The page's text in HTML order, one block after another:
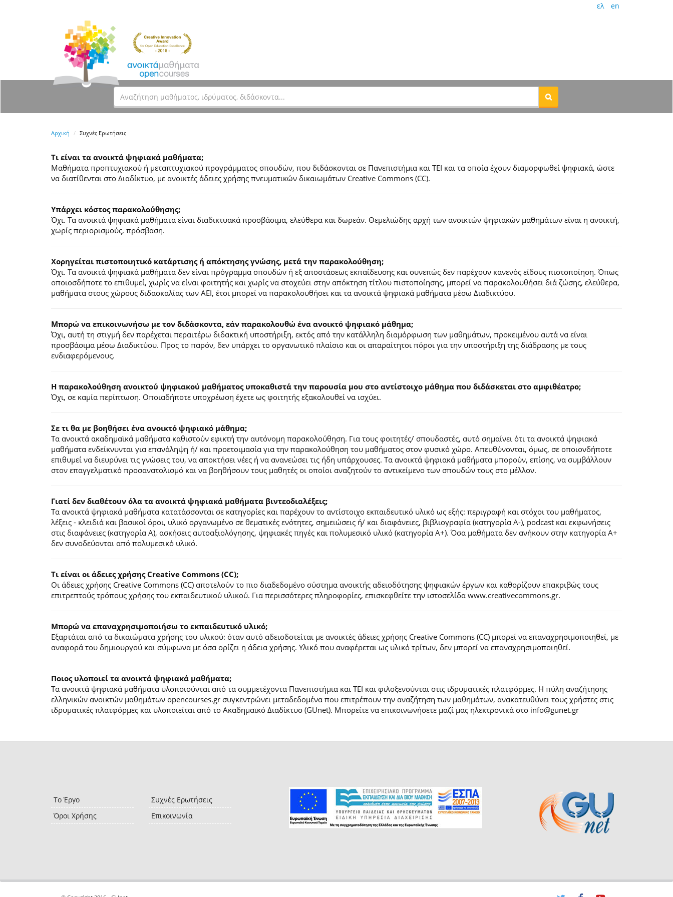
ελ en
Αρχική Συχνές Ερωτήσεις
Τι είναι τα ανοικτά ψηφιακά μαθήματα;
Μαθήματα προπτυχιακού ή μεταπτυχιακού προγράμματος σπουδών, που διδάσκονται σε Πανεπιστήμια και ΤΕΙ και τα οποία έχουν διαμορφωθεί ψηφιακά, ώστε
να διατίθενται στο Διαδίκτυο, με ανοικτές άδειες χρήσης πνευματικών δικαιωμάτων Creative Commons (CC).
Υπάρχει κόστος παρακολούθησης;
Όχι. Τα ανοικτά ψηφιακά μαθήματα είναι διαδικτυακά προσβάσιμα, ελεύθερα και δωρεάν. Θεμελιώδης αρχή των ανοικτών ψηφιακών μαθημάτων είναι η ανοικτή,
χωρίς περιορισμούς, πρόσβαση.
Χορηγείται πιστοποιητικό κατάρτισης ή απόκτησης γνώσης, μετά την παρακολούθηση;
Όχι. Τα ανοικτά ψηφιακά μαθήματα δεν είναι πρόγραμμα σπουδών ή εξ αποστάσεως εκπαίδευσης και συνεπώς δεν παρέχουν κανενός είδους πιστοποίηση. Όπως
οποιοσδήποτε το επιθυμεί, χωρίς να είναι φοιτητής και χωρίς να στοχεύει στην απόκτηση τίτλου πιστοποίησης, μπορεί να παρακολουθήσει διά ζώσης, ελεύθερα,
μαθήματα στους χώρους διδασκαλίας των ΑΕΙ, έτσι μπορεί να παρακολουθήσει και τα ανοικτά ψηφιακά μαθήματα μέσω Διαδικτύου.
Μπορώ να επικοινωνήσω με τον διδάσκοντα, εάν παρακολουθώ ένα ανοικτό ψηφιακό μάθημα;
Όχι, αυτή τη στιγμή δεν παρέχεται περαιτέρω διδακτική υποστήριξη, εκτός από την κατάλληλη διαμόρφωση των μαθημάτων, προκειμένου αυτά να είναι
προσβάσιμα μέσω Διαδικτύου. Προς το παρόν, δεν υπάρχει το οργανωτικό πλαίσιο και οι απαραίτητοι πόροι για την υποστήριξη της διάδρασης με τους
ενδιαφερόμενους.
Η παρακολούθηση ανοικτού ψηφιακού μαθήματος υποκαθιστά την παρουσία μου στο αντίστοιχο μάθημα που διδάσκεται στο αμφιθέατρο;
Όχι, σε καμία περίπτωση. Οποιαδήποτε υποχρέωση έχετε ως φοιτητής εξακολουθεί να ισχύει.
Σε τι θα με βοηθήσει ένα ανοικτό ψηφιακό μάθημα;
Τα ανοικτά ακαδημαϊκά μαθήματα καθιστούν εφικτή την αυτόνομη παρακολούθηση. Για τους φοιτητές/ σπουδαστές, αυτό σημαίνει ότι τα ανοικτά ψηφιακά
μαθήματα ενδείκνυνται για επανάληψη ή/ και προετοιμασία για την παρακολούθηση του μαθήματος στον φυσικό χώρο. Απευθύνονται, όμως, σε οποιονδήποτε
επιθυμεί να διευρύνει τις γνώσεις του, να αποκτήσει νέες ή να ανανεώσει τις ήδη υπάρχουσες. Τα ανοικτά ψηφιακά μαθήματα μπορούν, επίσης, να συμβάλλουν
στον επαγγελματικό προσανατολισμό και να βοηθήσουν τους μαθητές οι οποίοι αναζητούν το αντικείμενο των σπουδών τους στο μέλλον.
Γιατί δεν διαθέτουν όλα τα ανοικτά ψηφιακά μαθήματα βιντεοδιαλέξεις;
Τα ανοικτά ψηφιακά μαθήματα κατατάσσονται σε κατηγορίες και παρέχουν το αντίστοιχο εκπαιδευτικό υλικό ως εξής: περιγραφή και στόχοι του μαθήματος,
λέξεις - κλειδιά και βασικοί όροι, υλικό οργανωμένο σε θεματικές ενότητες, σημειώσεις ή/ και διαφάνειες, βιβλιογραφία (κατηγορία Α-), podcast και εκφωνήσεις
στις διαφάνειες (κατηγορία Α), ασκήσεις αυτοαξιολόγησης, ψηφιακές πηγές και πολυμεσικό υλικό (κατηγορία Α+). Όσα μαθήματα δεν ανήκουν στην κατηγορία Α+
δεν συνοδεύονται από πολυμεσικό υλικό.
Τι είναι οι άδειες χρήσης Creative Commons (CC);
Οι άδειες χρήσης Creative Commons (CC) αποτελούν το πιο διαδεδομένο σύστημα ανοικτής αδειοδότησης ψηφιακών έργων και καθορίζουν επακριβώς τους
επιτρεπτούς τρόπους χρήσης του εκπαιδευτικού υλικού. Για περισσότερες πληροφορίες, επισκεφθείτε την ιστοσελίδα www.creativecommons.gr.
Mπορώ να επαναχρησιμοποιήσω το εκπαιδευτικό υλικό;
Εξαρτάται από τα δικαιώματα χρήσης του υλικού: όταν αυτό αδειοδοτείται με ανοικτές άδειες χρήσης Creative Commons (CC) μπορεί να επαναχρησιμοποιηθεί, με
αναφορά του δημιουργού και σύμφωνα με όσα ορίζει η άδεια χρήσης. Υλικό που αναφέρεται ως υλικό τρίτων, δεν μπορεί να επαναχρησιμοποιηθεί.
Ποιος υλοποιεί τα ανοικτά ψηφιακά μαθήματα;
Τα ανοικτά ψηφιακά μαθήματα υλοποιούνται από τα συμμετέχοντα Πανεπιστήμια και ΤΕΙ και φιλοξενούνται στις ιδρυματικές πλατφόρμες. H πύλη αναζήτησης
ελληνικών ανοικτών μαθημάτων opencourses.gr συγκεντρώνει μεταδεδομένα που επιτρέπουν την αναζήτηση των μαθημάτων, ανακατευθύνει τους χρήστες στις
ιδρυματικές πλατφόρμες και υλοποιείται από το Ακαδημαϊκό Διαδίκτυο (GUnet). Μπορείτε να επικοινωνήσετε μαζί μας ηλεκτρονικά στο info@gunet.gr
Το Έργο
Όροι Χρήσης
Συχνές Ερωτήσεις
Επικοινωνία